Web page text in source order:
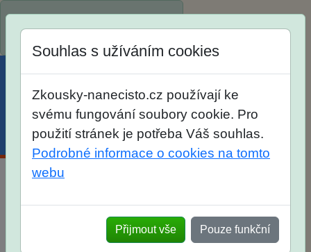
Menu Účet Košík
po skutečných přijímacích
Souhlas s užíváním cookies
Zkousky-nanecisto.cz používají ke
svému fungování soubory cookie. Pro
použití stránek je potřeba Váš souhlas.
Podrobné informace o cookies na tomto
webu
Přijmout vše Pouze funkční